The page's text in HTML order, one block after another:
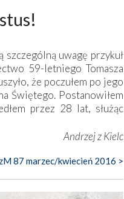
szczególną uwagę przykuł
59-letniego Tomasza
że poczułem po jego
Świętego. Postanowiłem
przez 28 lat, służąc
Andrzej z Kielc
87 marzec/kwiecień 2016 >